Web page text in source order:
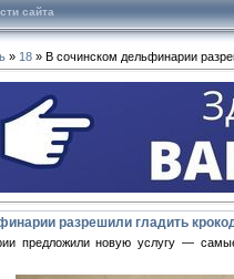
сайта
» 18 » В сочинском дельфинарии
разрешили гладить
предложили новую услугу —